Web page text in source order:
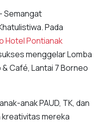
Semangat
Pada
Hotel Pontianak
menggelar Lomba
Café, Lantai 7 Borneo
anak PAUD, TK, dan
kreativitas mereka